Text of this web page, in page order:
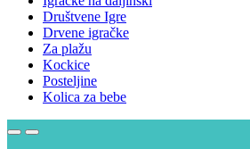
Društvene Igre
Drvene igračke
Za plažu
Kockice
Posteljine
Kolica za bebe